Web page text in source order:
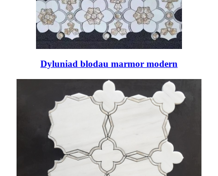
Dyluniad blodau marmor modern